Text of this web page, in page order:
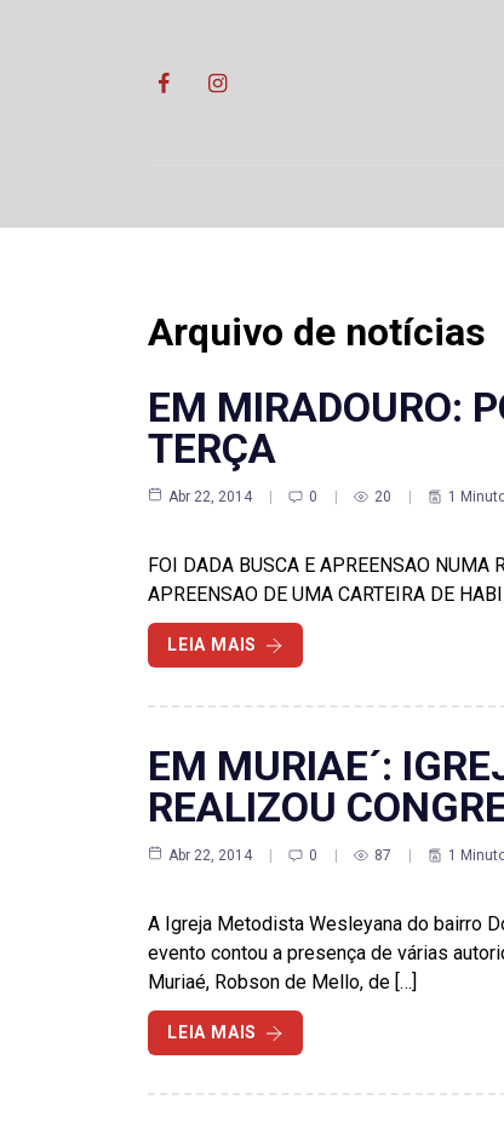
Arquivo de notícias
EM MIRADOURO:
TERÇA
Abr 22, 2014 0 20 1
FOI DADA BUSCA E APREENSAO NUMA
APREENSAO DE UMA CARTEIRA DE
LEIA MAIS
EM MURIAE´:
REALIZOU
Abr 22, 2014 0 87 1
A Igreja Metodista Wesleyana do bairro
evento contou a presença de várias
Muriaé, Robson de Mello, de […]
LEIA MAIS